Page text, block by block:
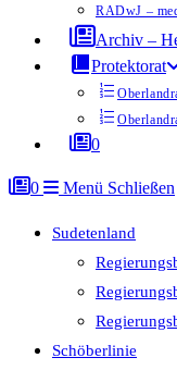
RADwJ –
Archiv –
Protektorat
0
0 Menü Schließen
Sudetenland
Schöberlinie